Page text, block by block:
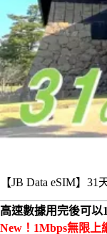
【JB Data eSIM】31
高速數據用完後可
New！1Mbps無限上